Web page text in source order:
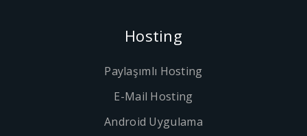
Hosting
Paylaşımlı Hosting
E-Mail Hosting
Android Uygulama